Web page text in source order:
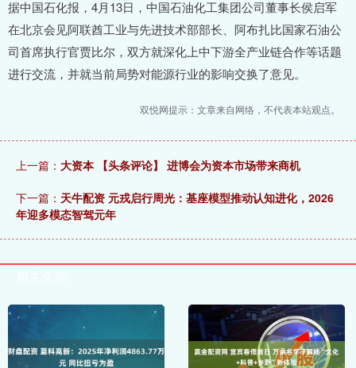
据中国石化报，4月13日，中国石油化工集团公司董事长侯启军
在北京会见阿联酋工业与先进技术部部长、阿布扎比国家石油公
司首席执行官贾比尔，双方就深化上中下游全产业链合作等话题
进行交流，并就当前局势对能源行业的影响交换了意见。
双悦网提示：文章来自网络，不代表本站观点。
上一篇： 大资本 【头条评论】 进博会为资本市场带来商机
下一篇： 天牛配资 元戎启行周光：基座模型推动认知进化，2026
年迎多模态智驾元年